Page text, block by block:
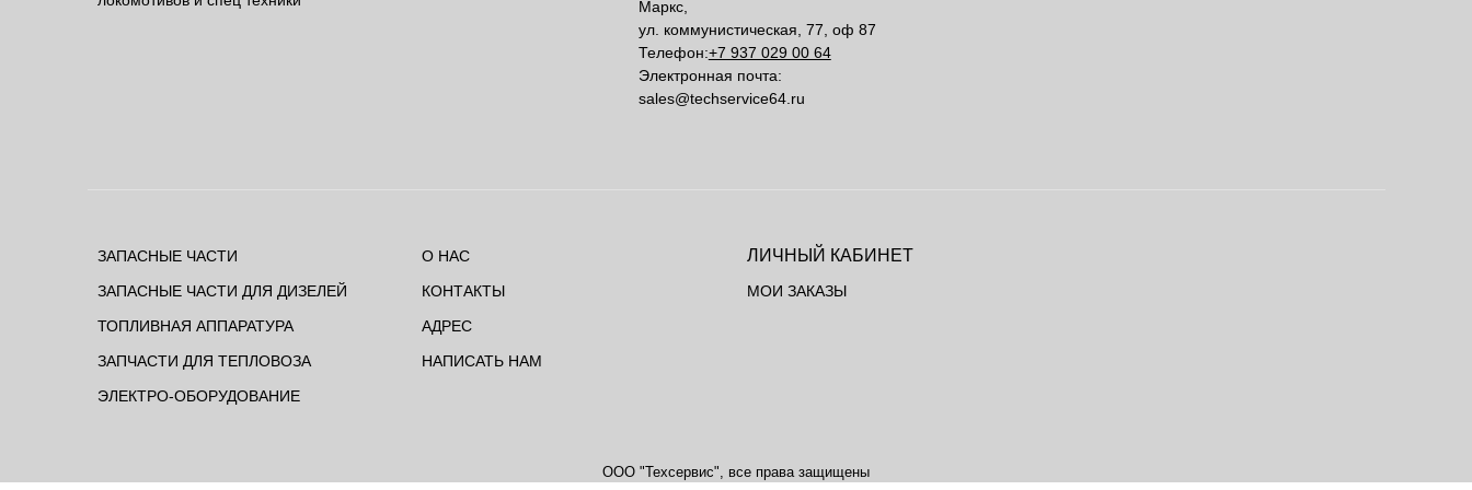
Маркс,
ул. коммунистическая, 77, оф 87
Телефон:+7 937 029 00 64
Электронная почта:
sales@techservice64.ru
ЗАПАСНЫЕ ЧАСТИ
ЗАПАСНЫЕ ЧАСТИ ДЛЯ ДИЗЕЛЕЙ
ТОПЛИВНАЯ АППАРАТУРА
ЗАПЧАСТИ ДЛЯ ТЕПЛОВОЗА
ЭЛЕКТРО-ОБОРУДОВАНИЕ
О НАС
КОНТАКТЫ
АДРЕС
НАПИСАТЬ НАМ
ЛИЧНЫЙ КАБИНЕТ
МОИ ЗАКАЗЫ
ООО "Техсервис", все права защищены